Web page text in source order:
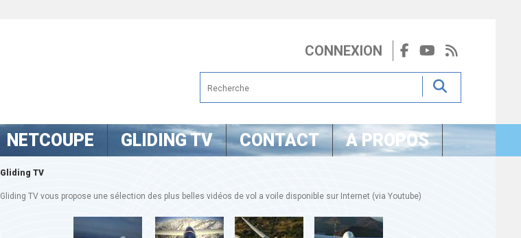
CONNEXION
NETCOUPE GLIDING TV CONTACT A PROPOS
Gliding TV
Gliding TV vous propose une sélection des plus belles vidéos de vol a voile disponible sur Internet (via Youtube)